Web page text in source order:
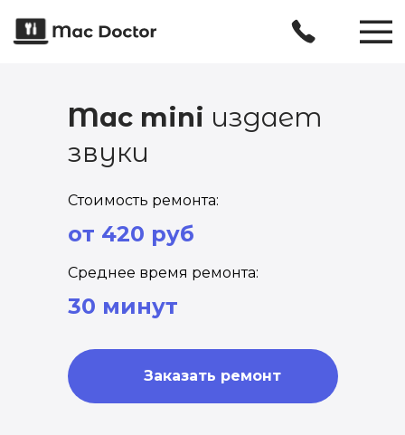
Mac mini издает
звуки
Заказать ремонт
Стоимость ремонта:
от 420 руб
Среднее время ремонта:
30 минут